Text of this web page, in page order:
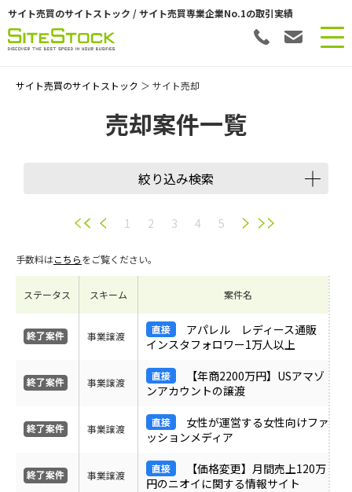
サイト売買のサイトストック / サイト売買専業企業No.1の取引実績
サイト売買のサイトストック ＞ サイト売却
売却案件一覧
絞り込み検索
譲渡スキーム
会員数
希望価格
1 2 3 4 5
手数料はこちらをご覧ください。
ステータス スキーム 案件名
事業譲渡
アパレル レディース通販
インスタフォロワー1万人以上
事業譲渡
【年商2200万円】USアマゾ
ンアカウントの譲渡
事業譲渡
女性が運営する女性向けファ
ッションメディア
事業譲渡
【価格変更】月間売上120万
円のニオイに関する情報サイト